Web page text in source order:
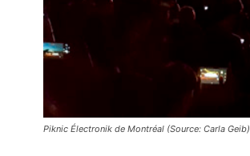
Piknic Électronik de Montréal (Source: Carla Geib)